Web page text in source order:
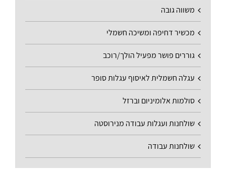
משווה גובה
מכשיר דחיפה ומשיכה חשמלי
גוררים פושר מפעיל הולך/רוכב
עגלה חשמלית לאיסוף עגלות סופר
סולמות אלומיניום וברזל
שולחנות ועגלות עבודה מנירוסטה
שולחנות עבודה